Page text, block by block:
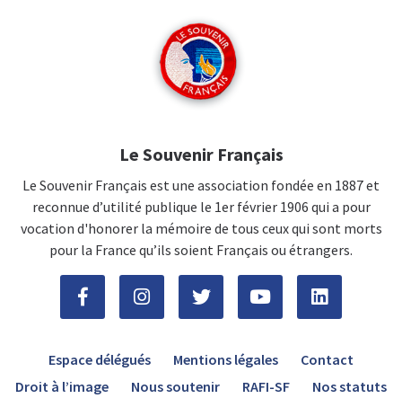
Le Souvenir Français
Le Souvenir Français est une association fondée en 1887 et
reconnue d’utilité publique le 1er février 1906 qui a pour
vocation d'honorer la mémoire de tous ceux qui sont morts
pour la France qu’ils soient Français ou étrangers.
Espace délégués Mentions légales
Contact
Droit à l’image
Nous soutenir RAFI-SF Nos statuts